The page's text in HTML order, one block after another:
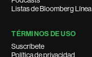
Listas de Bloomberg Línea
TÉRMINOS DE USO
Suscríbete
Política de privacidad